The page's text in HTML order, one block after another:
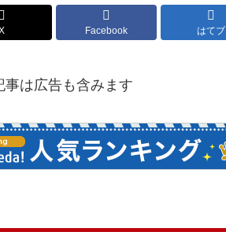
Facebook はてブ
は広告も含みます